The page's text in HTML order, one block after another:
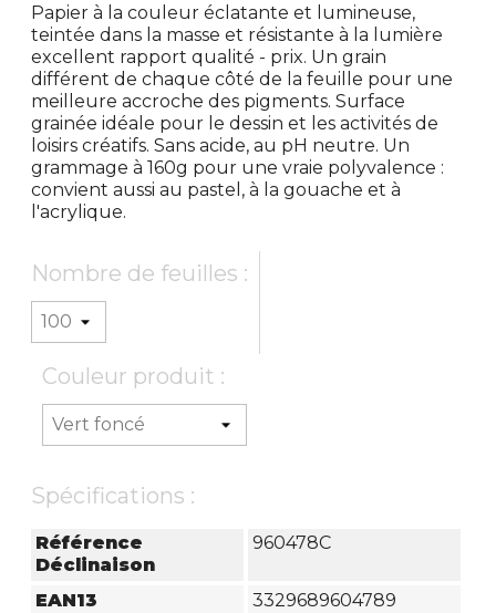
Papier à la couleur éclatante et lumineuse,
teintée dans la masse et résistante à la lumière
excellent rapport qualité - prix. Un grain
différent de chaque côté de la feuille pour une
meilleure accroche des pigments. Surface
grainée idéale pour le dessin et les activités de
loisirs créatifs. Sans acide, au pH neutre. Un
grammage à 160g pour une vraie polyvalence :
convient aussi au pastel, à la gouache et à
l'acrylique.
Nombre de feuilles :
Couleur produit :
Spécifications :
Référence
Déclinaison
960478C
EAN13
3329689604789